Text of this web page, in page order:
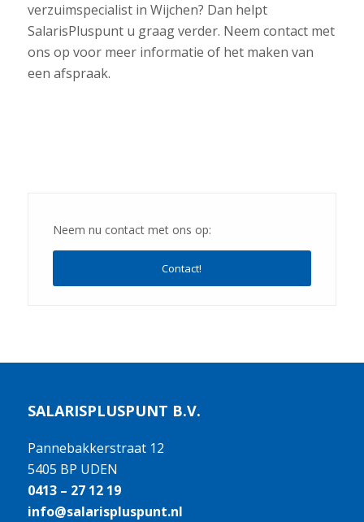
verzuimspecialist in Wijchen? Dan helpt
SalarisPluspunt u graag verder. Neem contact met
ons op voor meer informatie of het maken van
een afspraak.
Neem nu contact met ons op:
Contact!
SALARISPLUSPUNT B.V.
Pannebakkerstraat 12
5405 BP UDEN
0413 – 27 12 19
info@salarispluspunt.nl